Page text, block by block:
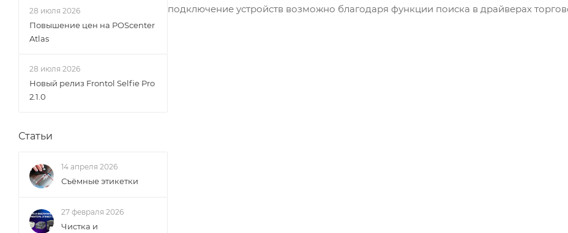
подключение устройств возможно благодаря функции поиска в драйверах
28 июля 2026
Повышение цен на POScenter
Atlas
28 июля 2026
Новый релиз Frontol Selfie Pro
2.1.0
Статьи
14 апреля 2026
Съёмные этикетки
27 февраля 2026
Чистка и